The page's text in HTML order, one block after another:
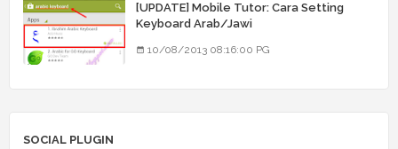
[UPDATE] Mobile Tutor: Cara Setting
Keyboard Arab/Jawi
10/08/2013 08:16:00 PG
SOCIAL PLUGIN